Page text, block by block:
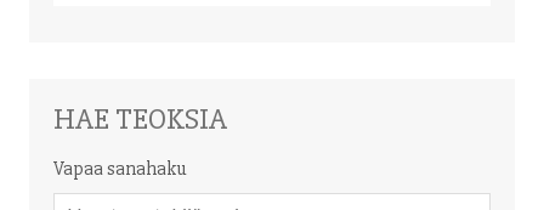
HAE TEOKSIA
Vapaa sanahaku